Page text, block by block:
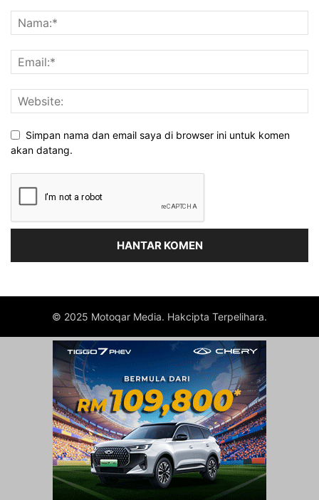
Simpan nama dan email saya di browser ini untuk komen
akan datang.
© 2025 Motoqar Media. Hakcipta Terpelihara.